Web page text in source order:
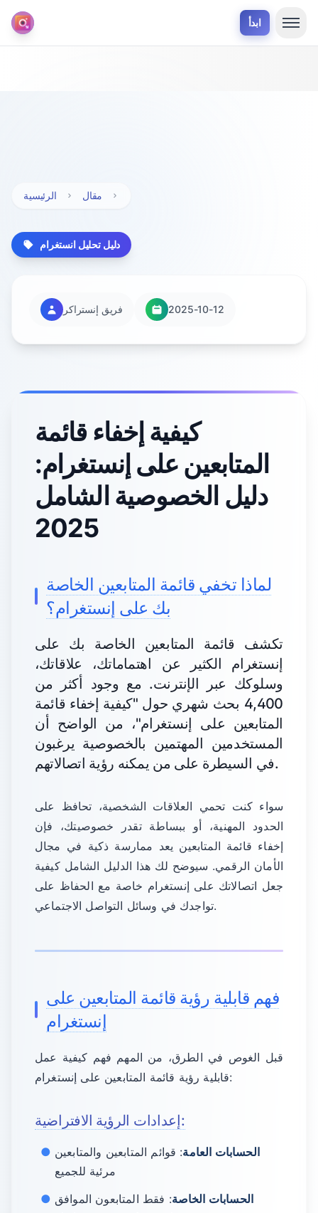
ابدأ
الرئيسية مقال
دليل تحليل انستغرام
فريق إنستراكر 2025-10-12
كيفية إخفاء قائمة
المتابعين على إنستغرام:
دليل الخصوصية الشامل
2025
لماذا تخفي قائمة المتابعين الخاصة
بك على إنستغرام؟
تكشف قائمة المتابعين الخاصة بك على
إنستغرام الكثير عن اهتماماتك، علاقاتك،
وسلوكك عبر الإنترنت. مع وجود أكثر من
4,400 بحث شهري حول "كيفية إخفاء قائمة
المتابعين على إنستغرام"، من الواضح أن
المستخدمين المهتمين بالخصوصية يرغبون
في السيطرة على من يمكنه رؤية اتصالاتهم.
سواء كنت تحمي العلاقات الشخصية، تحافظ على
الحدود المهنية، أو ببساطة تقدر خصوصيتك، فإن
إخفاء قائمة المتابعين يعد ممارسة ذكية في مجال
الأمان الرقمي. سيوضح لك هذا الدليل الشامل كيفية
جعل اتصالاتك على إنستغرام خاصة مع الحفاظ على
تواجدك في وسائل التواصل الاجتماعي.
فهم قابلية رؤية قائمة المتابعين على
إنستغرام
قبل الغوص في الطرق، من المهم فهم كيفية عمل
قابلية رؤية قائمة المتابعين على إنستغرام:
إعدادات الرؤية الافتراضية:
الحسابات العامة: قوائم المتابعين والمتابعين
مرئية للجميع
الحسابات الخاصة: فقط المتابعون الموافق